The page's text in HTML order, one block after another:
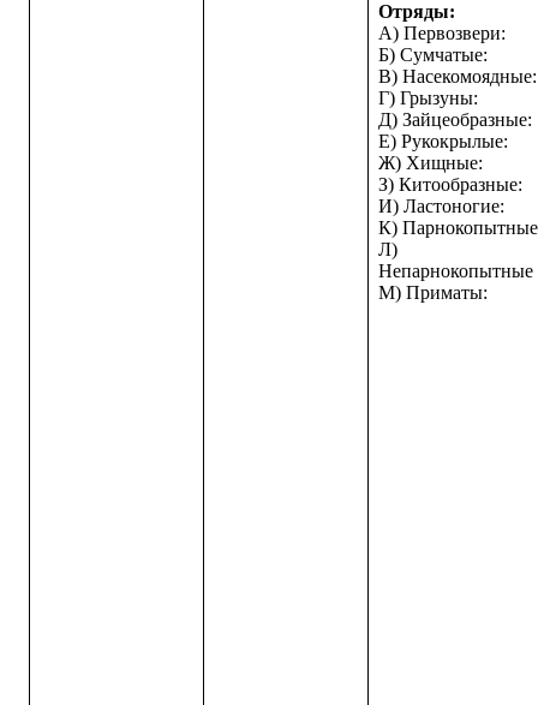
Отряды:
А) Первозвери:
Б) Сумчатые:
В) Насекомоядные:
Г) Грызуны:
Д) Зайцеобразные:
Е) Рукокрылые:
Ж) Хищные:
З) Китообразные:
И) Ластоногие:
К)
Л)
Непарнокопытные
М) Приматы: